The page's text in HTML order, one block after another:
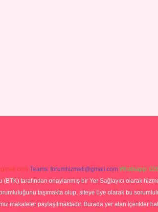
Teams: forumhizmeti@gmail.com Whatsapp:
tarafından onaylanmış bir Yer Sağlayıcı olarak
taşımakta olup, siteye üye olarak bu
makaleler paylaşılmaktadır. Burada yer alan içerikler